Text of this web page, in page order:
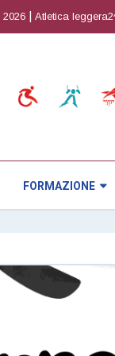
|Atletica leggera2^ Joy
FORMAZIONE